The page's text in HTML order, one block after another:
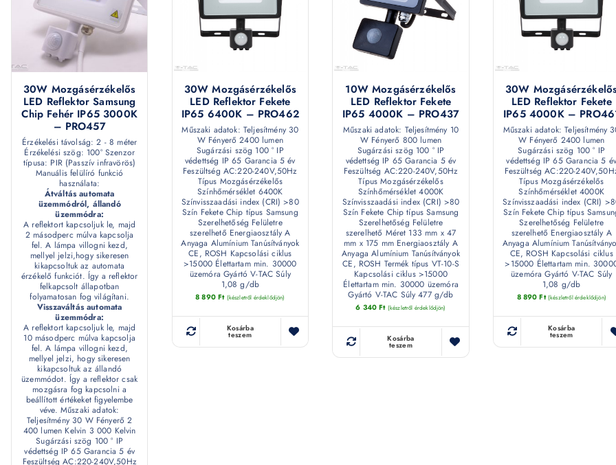
30W Mozgásérzékelős
LED Reflektor Samsung
Chip Fehér IP65 3000K
– PRO457
Érzékelési távolság: 2 - 8 méter
Érzékelési szög: 100° Szenzor
típusa: PIR (Passzív infravörös)
Manuális felülíró funkció
használata:
Átváltás automata
üzemmódról, állandó
üzemmódra:
A reflektort kapcsoljuk le, majd
2 másodperc múlva kapcsolja
fel. A lámpa villogni kezd,
mellyel jelzi,hogy sikeresen
kikapcsoltuk az automata
érzékelő funkciót. Így a reflektor
felkapcsolt állapotban
folyamatosan fog világítani.
Visszaváltás automata
üzemmódra:
A reflektort kapcsoljuk le, majd
10 másodperc múlva kapcsolja
fel. A lámpa villogni kezd,
mellyel jelzi, hogy sikeresen
kikapcsoltuk az állandó
üzemmódot. Így a reflektor csak
mozgásra fog kapcsolni a
beállított értékeket figyelembe
véve. Műszaki adatok:
Teljesítmény 30 W Fényerő 2
400 lumen Kelvin 3 000 Kelvin
Sugárzási szög 100 ° IP
védettség IP 65 Garancia 5 év
Feszültség AC:220-240V,50Hz
30W Mozgásérzékelős
LED Reflektor Fekete
IP65 6400K – PRO462
Műszaki adatok: Teljesítmény 30
W Fényerő 2400 lumen
Sugárzási szög 100 ° IP
védettség IP 65 Garancia 5 év
Feszültség AC:220-240V,50Hz
Típus Mozgásérzékelős
Színhőmérséklet 6400K
Színvisszaadási index (CRI) >80
Szín Fekete Chip típus Samsung
Szerelhetőség Felületre
szerelhető Energiaosztály A
Anyaga Alumínium Tanúsítványok
CE, ROSH Kapcsolási ciklus
>15000 Élettartam min. 30000
üzemóra Gyártó V-TAC Súly
1,08 g/db
8 890Ft (készletről érdeklődjön)
Kosárba
teszem
10W Mozgásérzékelős
LED Reflektor Fekete
IP65 4000K – PRO437
Műszaki adatok: Teljesítmény 10
W Fényerő 800 lumen
Sugárzási szög 100 ° IP
védettség IP 65 Garancia 5 év
Feszültség AC:220-240V,50Hz
Típus Mozgásérzékelős
Színhőmérséklet 4000K
Színvisszaadási index (CRI) >80
Szín Fekete Chip típus Samsung
Szerelhetőség Felületre
szerelhető Méret 133 mm x 47
mm x 175 mm Energiaosztály A
Anyaga Alumínium Tanúsítványok
CE, ROSH Termék típus VT-10-S
Kapcsolási ciklus >15000
Élettartam min. 30000 üzemóra
Gyártó V-TAC Súly 477 g/db
6 340Ft (készletről érdeklődjön)
Kosárba
teszem
30W
LED Reflektor Fekete
IP65 4000K –
Műszaki adatok: Teljesítmény
W Fényerő 2400 lumen
Sugárzási szög 100 ° IP
védettség IP 65 Garancia 5 év
Feszültség AC:220-
Típus Mozgásérzékelős
Színhőmérséklet 4000K
Színvisszaadási index (CRI)
Szín Fekete Chip típus
Szerelhetőség Felületre
szerelhető Energiaosztály A
Anyaga Alumínium
CE, ROSH Kapcsolási ciklus
>15000 Élettartam min.
üzemóra Gyártó V-TAC Súly
1,08 g/db
8 890Ft (készletről érdeklődjön)
Kosárba
teszem